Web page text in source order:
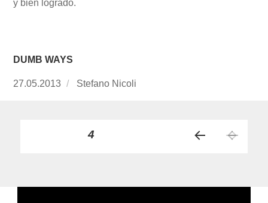
y bien logrado.
DUMB WAYS
Publicado
27.05.2013 https://www.experimenta.es/author/
Stefano Nicoli
Paginación
entradas
ERIO
PÁGINA4